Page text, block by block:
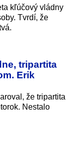
kľúčový vládny
Tvrdí, že
tripartita
Erik
že tripartita
Nestalo